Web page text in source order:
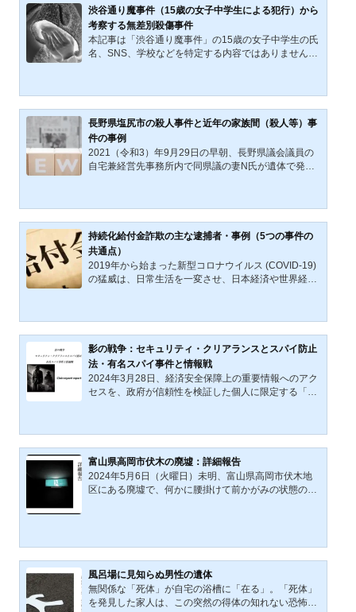
者が望まないため告発しなかったケースが49件あっ
た」（引用：「児童・生徒にわいせつ行為やセクハ
ラ…教員215人を処分 21年度 9年連続200人越え
東京新聞2022年12月27日 20...
渋谷通り魔事件（15歳の女子中学生による犯行）から
考察する無差別殺傷事件
本記事は「渋谷通り魔事件」の15歳の女子中学生の氏
名、SNS、学校などを特定する内容ではありません。
6日、加藤智大死刑囚（39歳）の死刑が執行された。
加藤智大元死刑囚（事件当時25歳）は、2008（平成2
0）年6月8日、休日の（東京都）秋葉原の歩行者天国
で発生した無差別殺傷事件「秋葉原無差別殺傷事件
（死亡7人、負傷10人）」で現行犯逮捕され、その
後、殺人罪などの罪により2015（平成27）年に死刑
長野県塩尻市の殺人事件と近年の家族間（殺人等）事
件の事例
2021（令和3）年9月29日の早朝、長野県議会議員の
自宅兼経営先事務所内で同県議の妻N氏が遺体で発見
報道がなされた。（参考：長野・塩尻 県議の妻変
死 首に絞められたような痕 殺害された疑いで捜
査 NHKニュース2021年9月30日付）事件発生から1
年以上が過ぎた令和4（2022）年11月29日、現職の長
野県議員丸山大輔容疑者が殺人の容疑で逮捕（逮捕は
2022年11月28日）の報道がなされた。丸山大輔容疑
持続化給付金詐欺の主な逮捕者・事例（5つの事件の
共通点）
2019年から始まった新型コロナウイルス (COVID-19)
の猛威は、日常生活を一変させ、日本経済や世界経済
人事業主、中小企業などへの緊急的な支援・対応策
「持続化給付金」「家賃支援給付金」などの給付を開
始した。急激に悪化する経済情勢のなか、緊急性が最
重要視される「持続化給付金」「家賃支援給付金」な
どは、申請・審査が簡略化されたため、不正受給（詐
欺事件）が横行した。 経済産業省（中小企業庁）の発
影の戦争：セキュリティ・クリアランスとスパイ防止
法・有名スパイ事件と情報戦
2024年3月28日、経済安全保障上の重要情報へのアク
セスを、政府が信頼性を検証した個人に限定する「セ
が行われた。この制度では、日本の安全に重大な影響
を与える恐れがある情報を「経済安全保障上の重要情
報」として指定し、その情報へのアクセスを政府が事
前に信頼性を検証した民間企業の従業員を含む限られ
た人々に制限する内容が提案されている。セキュリテ
富山県高岡市伏木の廃墟：詳細報告
2024年5月6日（火曜日）未明、富山県高岡市伏木地
区にある廃墟で、何かに腰掛けて前かがみの状態の女
心霊スポットとして知られている。また、ネット上の
廃墟を扱う記事にも登場している。本記事は、同廃墟
の詳細についての調査記事である。事件概要事件は、
風呂場に見知らぬ男性の遺体
無関係な「死体」が自宅の浴槽に「在る」。「死体」
を発見した家人は、この突然の得体の知れない恐怖に